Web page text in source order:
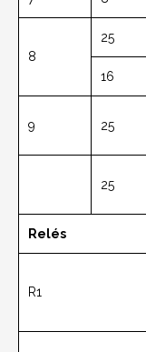
8
25
16
9 25
25
Relés
R1